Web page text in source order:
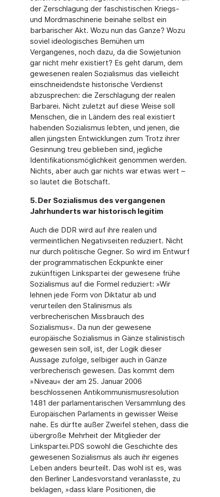
der Zerschlagung der faschistischen Kriegs-
und Mordmaschinerie beinahe selbst ein
barbarischer Akt. Wozu nun das Ganze? Wozu
soviel ideologisches Bemühen um
Vergangenes, noch dazu, da die Sowjetunion
gar nicht mehr existiert? Es geht darum, dem
gewesenen realen Sozialismus das vielleicht
einschneidendste historische Verdienst
abzusprechen: die Zerschlagung der realen
Barbarei. Nicht zuletzt auf diese Weise soll
Menschen, die in Ländern des real existiert
habenden Sozialismus lebten, und jenen, die
allen jüngsten Entwicklungen zum Trotz ihrer
Gesinnung treu geblieben sind, jegliche
Identifikationsmöglichkeit genommen werden.
Nichts, aber auch gar nichts war etwas wert –
so lautet die Botschaft.
5. Der Sozialismus des vergangenen
Jahrhunderts war historisch legitim
Auch die DDR wird auf ihre realen und
vermeintlichen Negativseiten reduziert. Nicht
nur durch politische Gegner. So wird im Entwurf
der programmatischen Eckpunkte einer
zukünftigen Linkspartei der gewesene frühe
Sozialismus auf die Formel reduziert: »Wir
lehnen jede Form von Diktatur ab und
verurteilen den Stalinismus als
verbrecherischen Missbrauch des
Sozialismus«. Da nun der gewesene
europäische Sozialismus in Gänze stalinistisch
gewesen sein soll, ist, der Logik dieser
Aussage zufolge, selbiger auch in Gänze
verbrecherisch gewesen. Das kommt dem
»Niveau« der am 25. Januar 2006
beschlossenen Antikommunismusresolution
1481 der parlamentarischen Versammlung des
Europäischen Parlaments in gewisser Weise
nahe. Es dürfte außer Zweifel stehen, dass die
übergroße Mehrheit der Mitglieder der
Linkspartei.PDS sowohl die Geschichte des
gewesenen Sozialismus als auch ihr eigenes
Leben anders beurteilt. Das wohl ist es, was
den Berliner Landesvorstand veranlasste, zu
beklagen, »dass klare Positionen, die